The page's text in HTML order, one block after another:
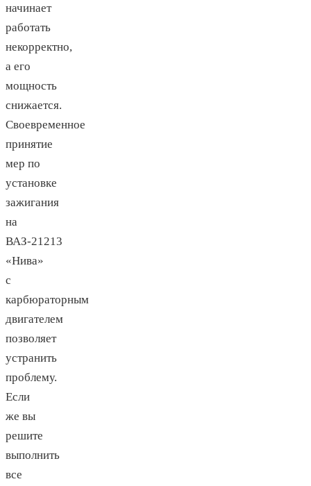
начинает
работать
некорректно,
а его
мощность
снижается.
Своевременное
принятие
мер по
установке
зажигания
на
ВАЗ-21213
«Нива»
с
карбюраторным
двигателем
позволяет
устранить
проблему.
Если
же вы
решите
выполнить
все